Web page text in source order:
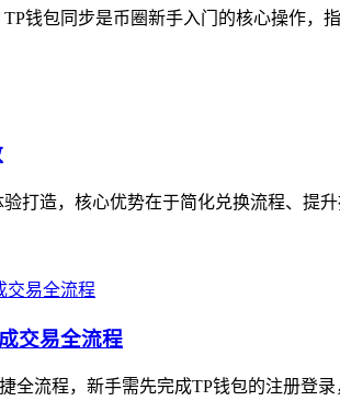
钱包同步是币圈新手入门的核心操作
打造，核心优势在于简化兑换流程、提
交易全流程
全流程，新手需先完成TP钱包的注册登